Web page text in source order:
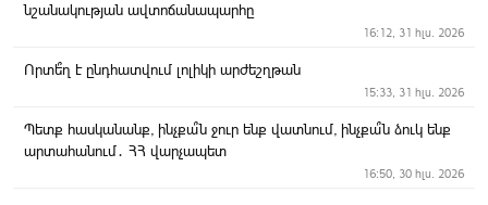
նշանակության ավտոճանապարհը
16:12, 31 հլս. 2026
Որտե՞ղ է ընդհատվում լոլիկի արժեշղթան
15:33, 31 հլս. 2026
Պետք հասկանանք, ինչքա՞ն ջուր ենք վատնում, ինչքա՞ն ձուկ ենք
արտահանում․ ՀՀ վարչապետ
16:50, 30 հլս. 2026